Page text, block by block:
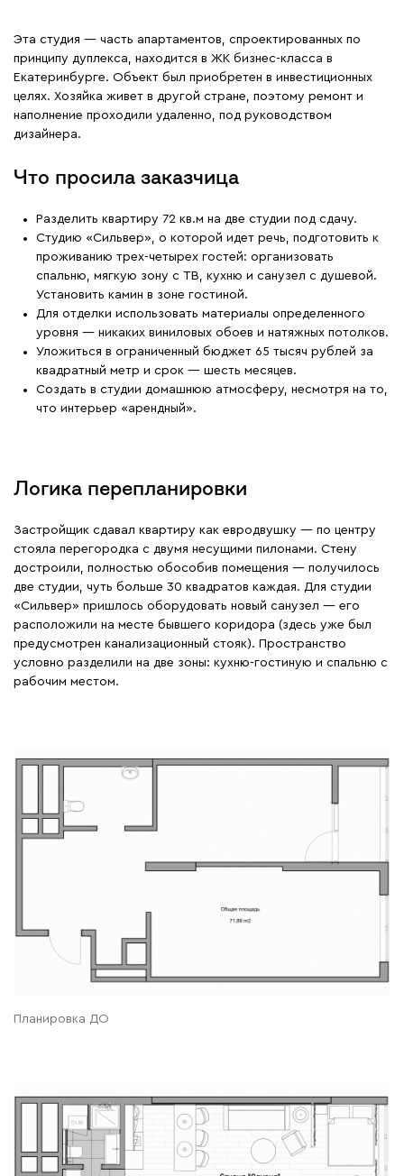
Эта студия — часть апартаментов, спроектированных по
принципу дуплекса, находится в ЖК бизнес-класса в
Екатеринбурге. Объект был приобретен в инвестиционных
целях. Хозяйка живет в другой стране, поэтому ремонт и
наполнение проходили удаленно, под руководством
дизайнера.
Что просила заказчица
Разделить квартиру 72 кв.м на две студии под сдачу.
Студию «Сильвер», о которой идет речь, подготовить к
проживанию трех-четырех гостей: организовать
спальню, мягкую зону с ТВ, кухню и санузел с душевой.
Установить камин в зоне гостиной.
Для отделки использовать материалы определенного
уровня — никаких виниловых обоев и натяжных потолков.
Уложиться в ограниченный бюджет 65 тысяч рублей за
квадратный метр и срок — шесть месяцев.
Создать в студии домашнюю атмосферу, несмотря на то,
что интерьер «арендный».
Логика перепланировки
Застройщик сдавал квартиру как евродвушку — по центру
стояла перегородка с двумя несущими пилонами. Стену
достроили, полностью обособив помещения — получилось
две студии, чуть больше 30 квадратов каждая. Для студии
«Сильвер» пришлось оборудовать новый санузел — его
расположили на месте бывшего коридора (здесь уже был
предусмотрен канализационный стояк). Пространство
условно разделили на две зоны: кухню-гостиную и спальню с
рабочим местом.
Планировка ДО